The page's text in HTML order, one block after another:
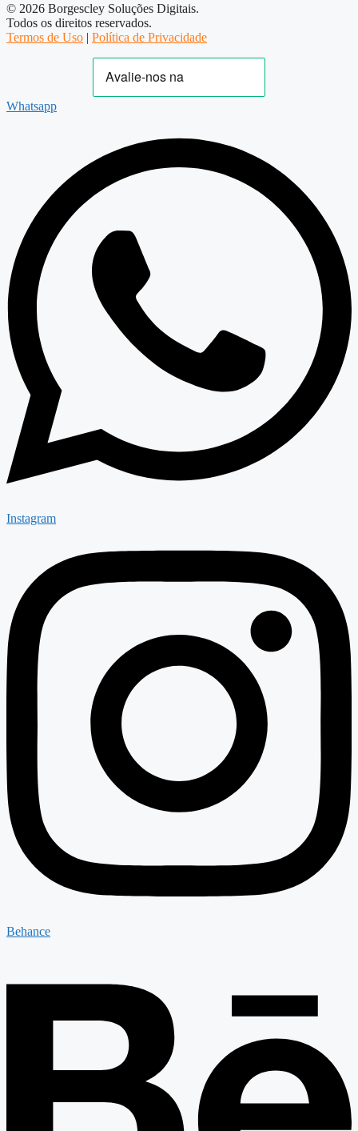
© 2026 Borgescley Soluções Digitais.
Todos os direitos reservados.
Termos de Uso | Política de Privacidade
Whatsapp
Instagram
Behance